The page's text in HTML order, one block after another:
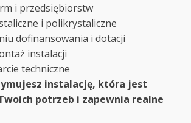
i przedsiębiorstw
i polikrystaliczne
dofinansowania i dotacji
instalacji
techniczne
instalację, która jest
potrzeb i zapewnia realne